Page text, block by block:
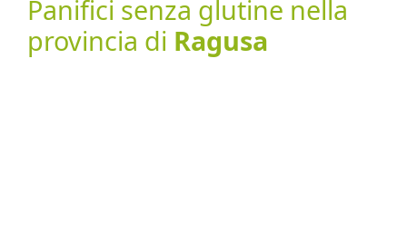
Panifici senza glutine nella
provincia di Ragusa